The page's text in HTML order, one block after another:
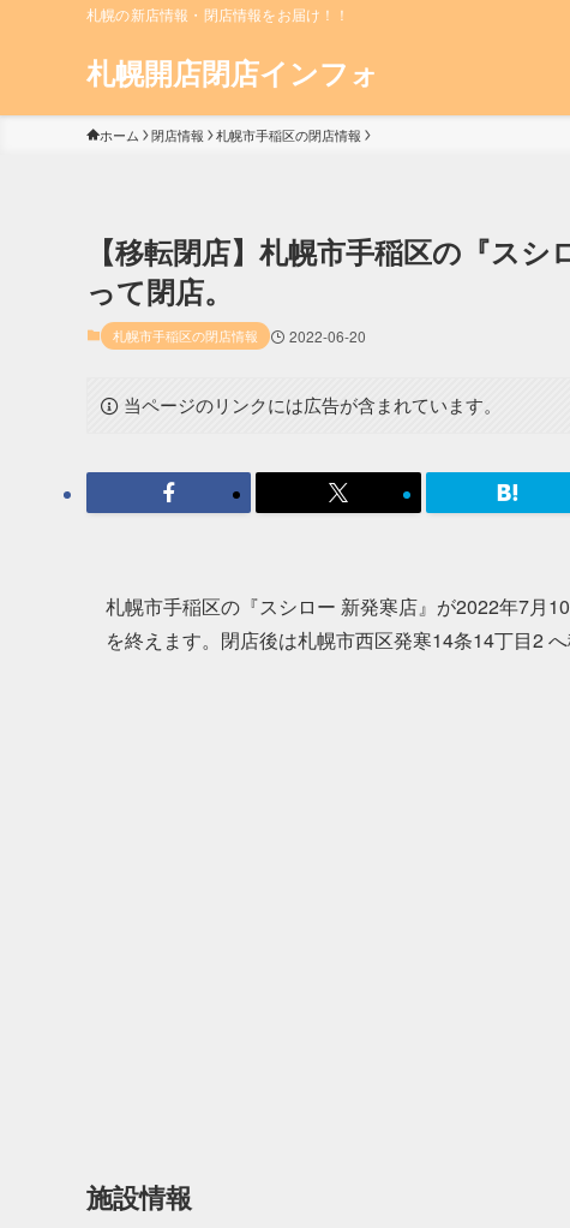
札幌の新店情報・閉店情報をお届け！！
札幌開店閉店インフォ
ホーム 閉店情報 札幌市手稲区の閉店情報
【移転閉店】札幌市手稲区の『ス
って閉店。
札幌市手稲区の閉店情報 2022-06-20
当ページのリンクには広告が含まれています。
札幌市手稲区の『スシロー 新発寒店』が2022年7月
を終えます。閉店後は札幌市西区発寒14条14丁目2 へ
施設情報